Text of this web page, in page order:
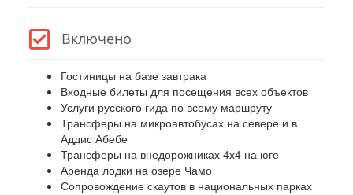
Включено
Гостиницы на базе завтрака
Входные билеты для посещения всех объектов
Услуги русского гида по всему маршруту
Трансферы на микроавтобусах на севере и в
Аддис Абебе
Трансферы на внедорожниках 4х4 на юге
Аренда лодки на озере Чамо
Сопровождение скаутов в национальных парках